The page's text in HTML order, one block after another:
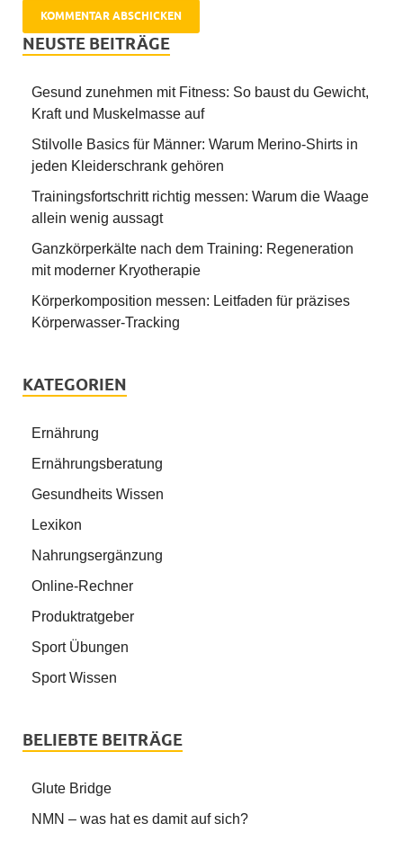
NEUSTE BEITRÄGE
Gesund zunehmen mit Fitness: So baust du Gewicht,
Kraft und Muskelmasse auf
Stilvolle Basics für Männer: Warum Merino-Shirts in
jeden Kleiderschrank gehören
Trainingsfortschritt richtig messen: Warum die Waage
allein wenig aussagt
Ganzkörperkälte nach dem Training: Regeneration
mit moderner Kryotherapie
Körperkomposition messen: Leitfaden für präzises
Körperwasser-Tracking
KATEGORIEN
Ernährung
Ernährungsberatung
Gesundheits Wissen
Lexikon
Nahrungsergänzung
Online-Rechner
Produktratgeber
Sport Übungen
Sport Wissen
BELIEBTE BEITRÄGE
Glute Bridge
NMN – was hat es damit auf sich?